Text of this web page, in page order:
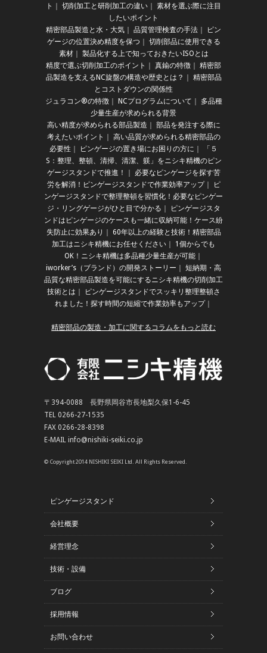
ト
切削加工と研削加工の違い
素材を選ぶ際に注目
したいポイント
精密部品製造と水・大気
品質管理検査の手法
ピン
ゲージの位置決め精度を保つ
切削部品に使用できる
素材｜ 製品化する上で知っておきたいISOとは
精度で選ぶ切削加工のポイント
真鍮の特徴
精密部
品製造を支えるNC旋盤の構造や歴史とは？
精密部品
とコストダウンの関係性
ジュラコン®の特徴｜ NCプログラムについて
多品種
少量生産が求められる背景
高い精度が求められる部品製造
部品を発注する際に
考えたいポイント
高い品質が求められる精密部品の
必要性
ピンゲージの置き場にお困りの方に
「５
S：整理、整頓、清掃、清潔、躾」をニシキ精機のピン
ゲージスタンドで推進！
必要なピンゲージを探す苦
労を解消！ピンゲージスタンドで作業効率アップ｜
ピ
ンゲージスタンドで整理整頓を習慣化！必要なピンゲー
ジ・リングゲージがひと目で分かる
ピンゲージスタ
ンドはピンゲージのケースも一緒に収納可能！ケース紛
失防止に効果あり
60年以上の経験と技術！精密部品
加工はニシキ精機にお任せください
1個からでも
OK！ニシキ精機は多品種少量生産が可能
iworker’s（ブランド）の開発ストーリー
短納期・高
品質な精密部品製造を可能にするニシキ精機の切削加工
技術とは
ピンゲージスタンドでスッキリ整理整頓さ
れました！探す時間の短縮で作業効率もアップ｜
精密部品の製造・加工に関するコラムをもっと読む
〒394-0088 長野県岡谷市長地梨久保1-6-45
TEL 0266-27-1535
FAX 0266-28-8398
E-MAIL info@nishiki-seiki.co.jp
© Copyright 2014 NISHIKI SEIKI Ltd. All Rights Reserved.
ピンゲージスタンド
会社概要
経営理念
技術・設備
ブログ
採用情報
お問い合わせ